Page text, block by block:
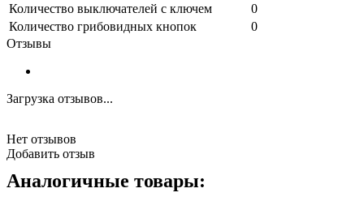
Количество выключателей с ключем
0
Количество грибовидных кнопок
0
Отзывы
Загрузка отзывов...
Нет отзывов
Добавить отзыв
Аналогичные товары: